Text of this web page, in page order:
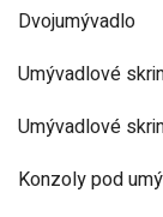
Dvojumývadlo
Umývadlové
Umývadlové
Konzoly pod